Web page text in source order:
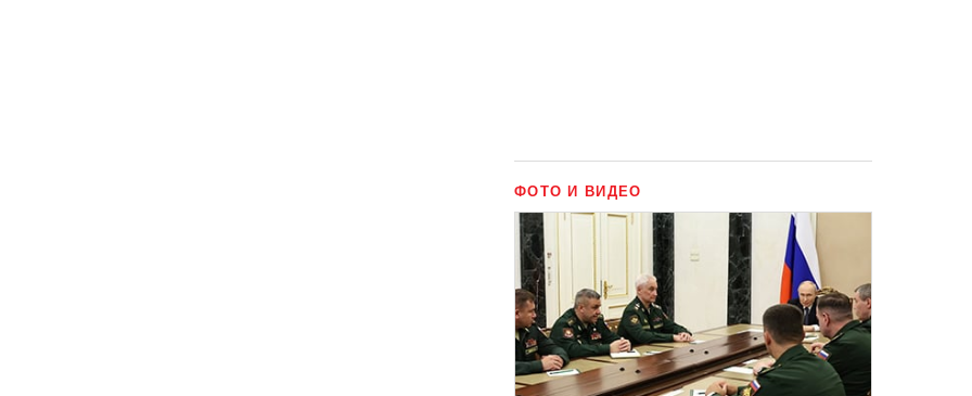
ФОТО И ВИДЕО